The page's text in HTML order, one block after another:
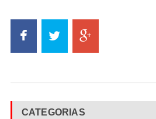
CATEGORIAS